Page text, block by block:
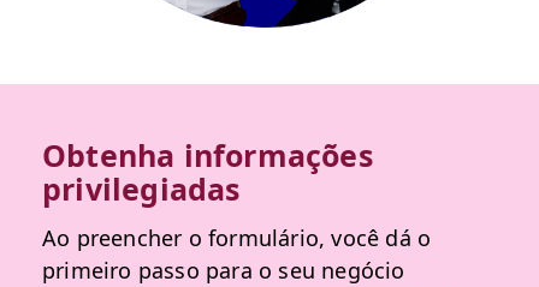
Obtenha informações
privilegiadas
Ao preencher o formulário, você dá o
primeiro passo para o seu negócio